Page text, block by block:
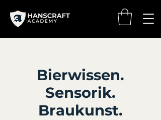
Bierwissen.
Sensorik.
Braukunst.